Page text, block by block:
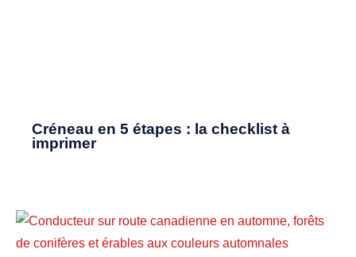
Créneau en 5 étapes : la checklist à
imprimer